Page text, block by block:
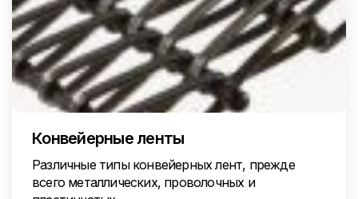
Конвейерные ленты
Различные типы конвейерных лент, прежде
всего металлических, проволочных и